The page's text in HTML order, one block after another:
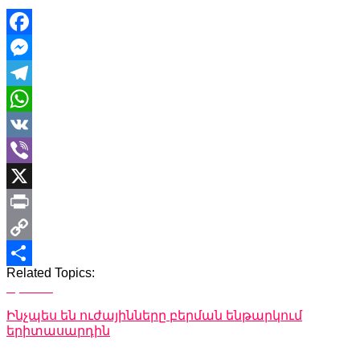
Facebook
Messenger
Telegram
WhatsApp
VK
Viber
X
Print
Copy
Link
Share
Related Topics:
Ինչպես են ուժայինները բերման ենթարկում
երիտասարդին